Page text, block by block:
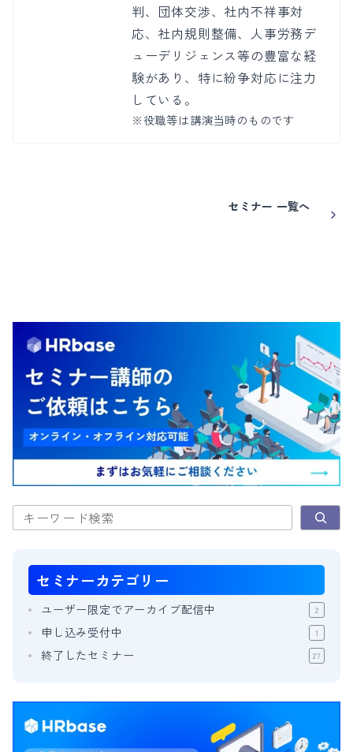
判、団体交渉、社内不祥事対
応、社内規則整備、人事労務デ
ューデリジェンス等の豊富な経
験があり、特に紛争対応に注力
している。
※役職等は講演当時のものです
セミナー 一覧へ
検索
セミナーカテゴリー
ユーザー限定でアーカイブ配信中 2
申し込み受付中 1
終了したセミナー 27